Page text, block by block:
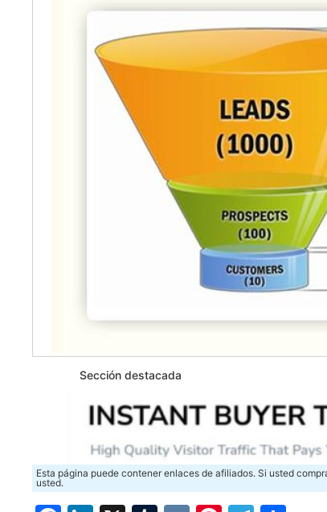
Sección destacada
Esta página puede contener enlaces de afiliados. Si usted
usted.